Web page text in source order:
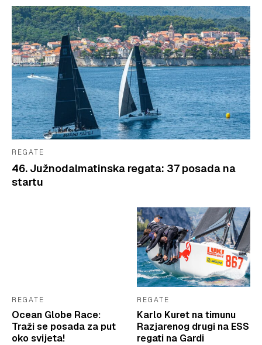
REGATE
46. Južnodalmatinska regata: 37 posada na
startu
REGATE
Ocean Globe Race:
Traži se posada za put
oko svijeta!
REGATE
Karlo Kuret na timunu
Razjarenog drugi na ESS
regati na Gardi